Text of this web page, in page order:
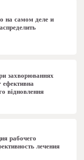
на самом деле и
захворюваннях
ефективна
відновлення
рабочего
лечения